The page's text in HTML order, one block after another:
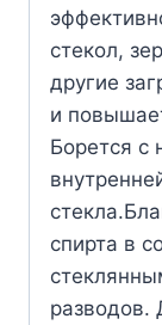
стекол,
другие
и
Борется с
спирта в
разводов.